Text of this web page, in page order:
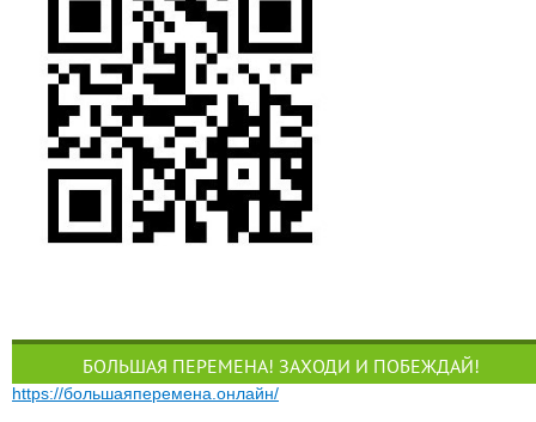
БОЛЬШАЯ ПЕРЕМЕНА! ЗАХОДИ И ПОБЕЖДАЙ!
https://большаяперемена.онлайн/